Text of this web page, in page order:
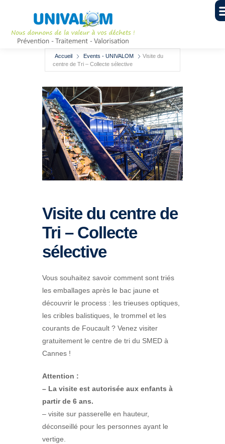
Accueil Events - UNIVALOM
Visite du
centre de Tri – Collecte sélective
Visite du centre de
Tri – Collecte
sélective
Vous souhaitez savoir comment sont triés
les emballages après le bac jaune et
découvrir le process : les trieuses optiques,
les cribles balistiques, le trommel et les
courants de Foucault ? Venez visiter
gratuitement le centre de tri du SMED à
Cannes !
Attention :
– La visite est autorisée aux enfants à
partir de 6 ans.
– visite sur passerelle en hauteur,
déconseillé pour les personnes ayant le
vertige.